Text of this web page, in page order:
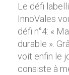
Le défi
InnoVales
défi n°4: «
durable ».
voit enfin le
consiste à